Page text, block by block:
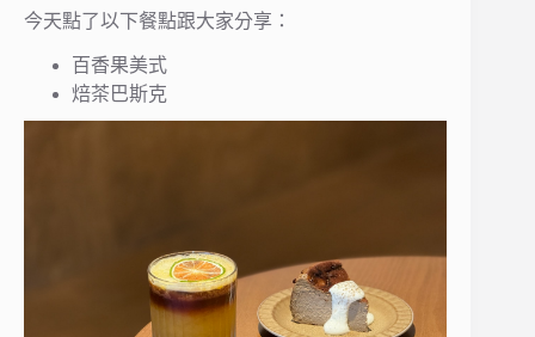
今天點了以下餐點跟大家分享：
百香果美式
焙茶巴斯克